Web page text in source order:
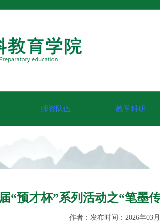
师资队伍 教学科研
“预才杯”系列活动之“笔墨
作者：发布时间：2026年03